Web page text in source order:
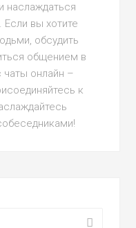
наслаждаться
вы хотите
обсудить
общением в
онлайн –
к